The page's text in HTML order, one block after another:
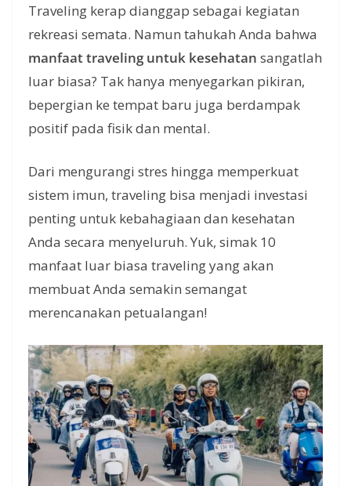
Traveling kerap dianggap sebagai kegiatan
rekreasi semata. Namun tahukah Anda bahwa
manfaat traveling untuk kesehatan sangatlah
luar biasa? Tak hanya menyegarkan pikiran,
bepergian ke tempat baru juga berdampak
positif pada fisik dan mental.
Dari mengurangi stres hingga memperkuat
sistem imun, traveling bisa menjadi investasi
penting untuk kebahagiaan dan kesehatan
Anda secara menyeluruh. Yuk, simak 10
manfaat luar biasa traveling yang akan
membuat Anda semakin semangat
merencanakan petualangan!